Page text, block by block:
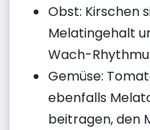
Obst: Kirschen
Melatingehalt
Wach-
Gemüse:
ebenfalls
beitragen, den